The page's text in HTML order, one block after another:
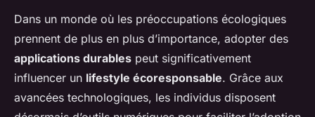
Dans un monde où les préoccupations écologiques
prennent de plus en plus d’importance, adopter des
applications durables peut significativement
influencer un lifestyle écoresponsable. Grâce aux
avancées technologiques, les individus disposent